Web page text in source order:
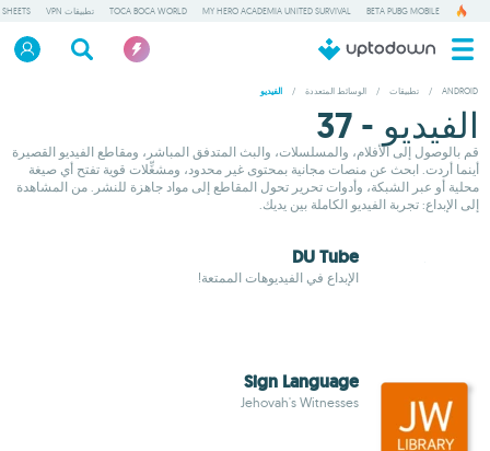
BETA PUBG MOBILE
MY HERO ACADEMIA UNITED SURVIVAL
TOCA BOCA WORLD تطبيقات VPN
ANDROID
/ تطبيقات / الوسائط المتعددة / الفيديو
الفيديو - 37
قم بالوصول إلى الأفلام، والمسلسلات، والبث المتدفق المباشر، ومقاطع الفيديو القصيرة
أينما أردت. ابحث عن منصات مجانية بمحتوى غير محدود، ومشغِّلات قوية تفتح أي صيغة
محلية أو عبر الشبكة، وأدوات تحرير تحول المقاطع إلى مواد جاهزة للنشر. من المشاهدة
إلى الإبداع: تجربة الفيديو الكاملة بين يديك.
DU Tube
الإبداع في الفيديوهات الممتعة!
Sign Language
Jehovah's Witnesses